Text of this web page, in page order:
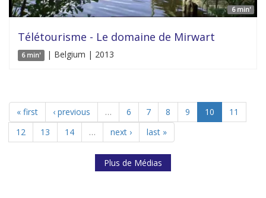
6 min'
Télétourisme - Le domaine de Mirwart
6 min' | Belgium | 2013
« first ‹ previous … 6 7 8 9 10
11
12
13 14 … next › last »
Plus de Médias